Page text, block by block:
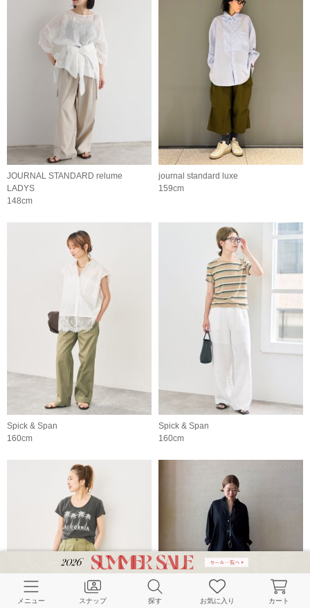
JOURNAL STANDARD relume
LADYS
148cm
journal standard luxe
159cm
Spick & Span
160cm
Spick & Span
160cm
メニュー スナップ 探す お気に入り カート